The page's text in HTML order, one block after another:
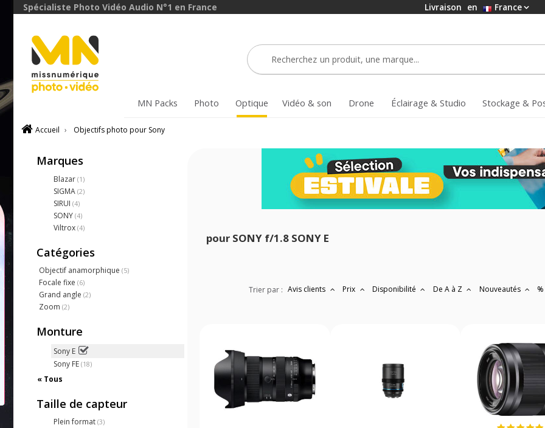
Spécialiste Photo Vidéo Audio N°1 en France Livraison en France
MN Packs Photo Optique Vidéo & son Drone Éclairage & Studio Stockage &
Accueil › Objectifs photo pour Sony
Marques
Blazar (1)
SIGMA (2)
SIRUI (4)
SONY (4)
Viltrox (4)
Catégories
Objectif anamorphique (5)
Focale fixe (6)
Grand angle (2)
Zoom (2)
Monture
Sony E
Sony FE (18)
« Tous
Taille de capteur
Plein format (3)
pour SONY f/1.8 SONY E
Trier par : Avis clients Prix Disponibilité De A à Z Nouveautés